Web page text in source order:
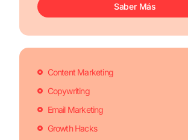
Saber Más
Content Marketing
Copywriting
Email Marketing
Growth Hacks